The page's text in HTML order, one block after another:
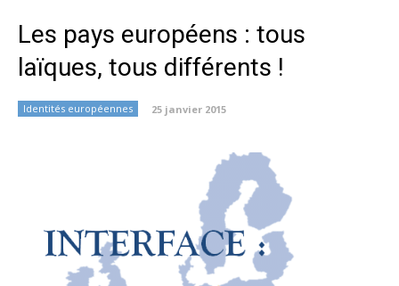
Les pays européens : tous
laïques, tous différents !
Identités européennes 25 janvier 2015